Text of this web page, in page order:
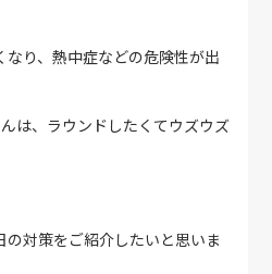
り、熱中症などの危険性が出
は、ラウンドしたくてウズウズ
対策をご紹介したいと思いま